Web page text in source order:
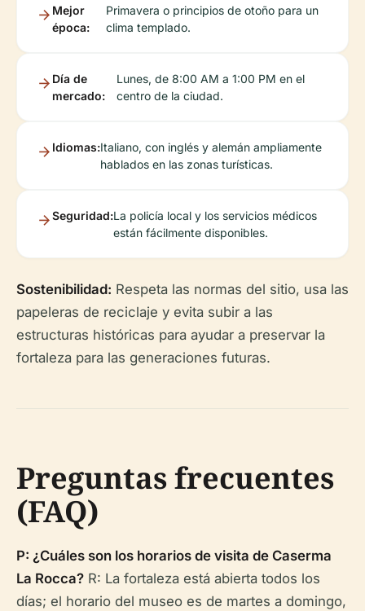
Mejor
época:
Primavera o principios de otoño para un
clima templado.
Día de
mercado:
Lunes, de 8:00 AM a 1:00 PM en el
centro de la ciudad.
Idiomas:Italiano, con inglés y alemán ampliamente
hablados en las zonas turísticas.
Seguridad:La policía local y los servicios médicos
están fácilmente disponibles.
Sostenibilidad: Respeta las normas del sitio, usa las
papeleras de reciclaje y evita subir a las
estructuras históricas para ayudar a preservar la
fortaleza para las generaciones futuras.
Preguntas frecuentes
(FAQ)
P: ¿Cuáles son los horarios de visita de Caserma
La Rocca? R: La fortaleza está abierta todos los
días; el horario del museo es de martes a domingo,